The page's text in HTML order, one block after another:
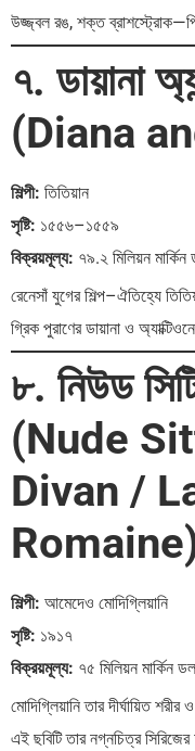
উজ্জ্বল রঙ, শক্ত
৭. ডায়ানা
(Diana
শিল্পী: তিতিয়ান
সৃষ্টি: ১৫৫৬–১৫৫৯
বিক্রয়মূল্য: ৭৯.২ মিলিয়ন
রেনেসাঁ যুগের শিল্প–ঐতিহ্যে
গ্রিক পুরাণের ডায়ানা ও
৮. নিউড
(Nude
Divan /
শিল্পী: আমেদেও মোদিগ্লিয়ানি
সৃষ্টি: ১৯১৭
বিক্রয়মূল্য: ৭৫ মিলিয়ন মার্কিন
মোদিগ্লিয়ানি তার দীর্ঘায়িত
এই ছবিটি তার নগ্নচিত্র